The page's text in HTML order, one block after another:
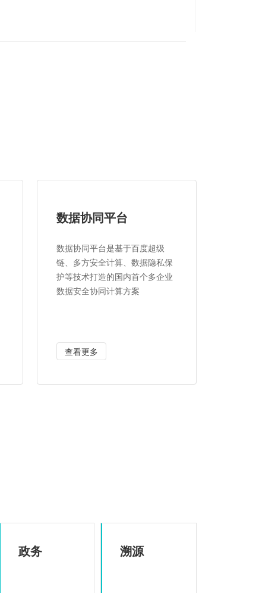
数据协同平台
数据协同平台是基于百度超级
链、多方安全计算、数据隐私保
护等技术打造的国内首个多企业
数据安全协同计算方案
查看更多
政务 溯源